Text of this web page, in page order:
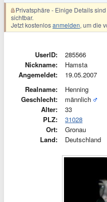
Privatsphäre - Einige Details
sichtbar.
Jetzt kostenlosanmelden, um die
UserID:
285566
Nickname:
Hamsta
Angemeldet:
19.05.2007
Realname:
Henning
Geschlecht:
männlich
Alter:
33
PLZ:
31028
Ort:
Gronau
Land:
Deutschland